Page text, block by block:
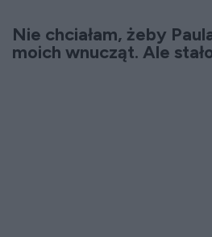
Nie chciałam, żeby
moich wnucząt. Ale